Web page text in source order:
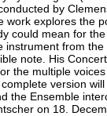
by
work explores the
could mean for
instrument from
note. His
the multiple
version
the Ensemble
on 18.